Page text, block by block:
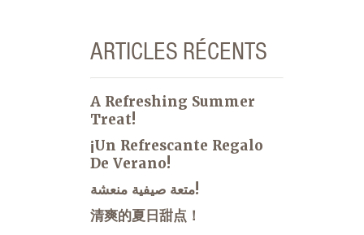
ARTICLES RÉCENTS
A Refreshing Summer
Treat!
¡Un Refrescante Regalo
De Verano!
متعة صيفية منعشة!
清爽的夏日甜点！